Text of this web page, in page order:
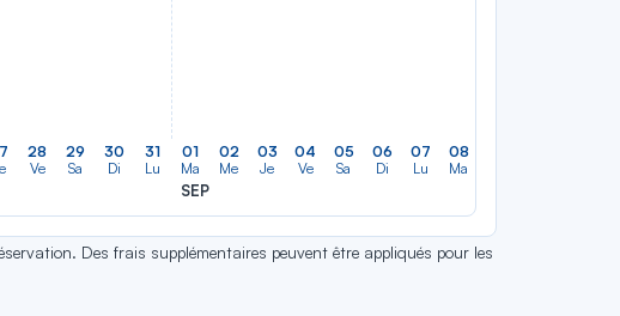
28
Ve
29
Sa
30
Di
31
Lu
01
Ma
SEP
02
Me
03
Je
04
Ve
05
Sa
06
Di
07
Lu
08
Ma
Des frais supplémentaires peuvent être appliqués pour les